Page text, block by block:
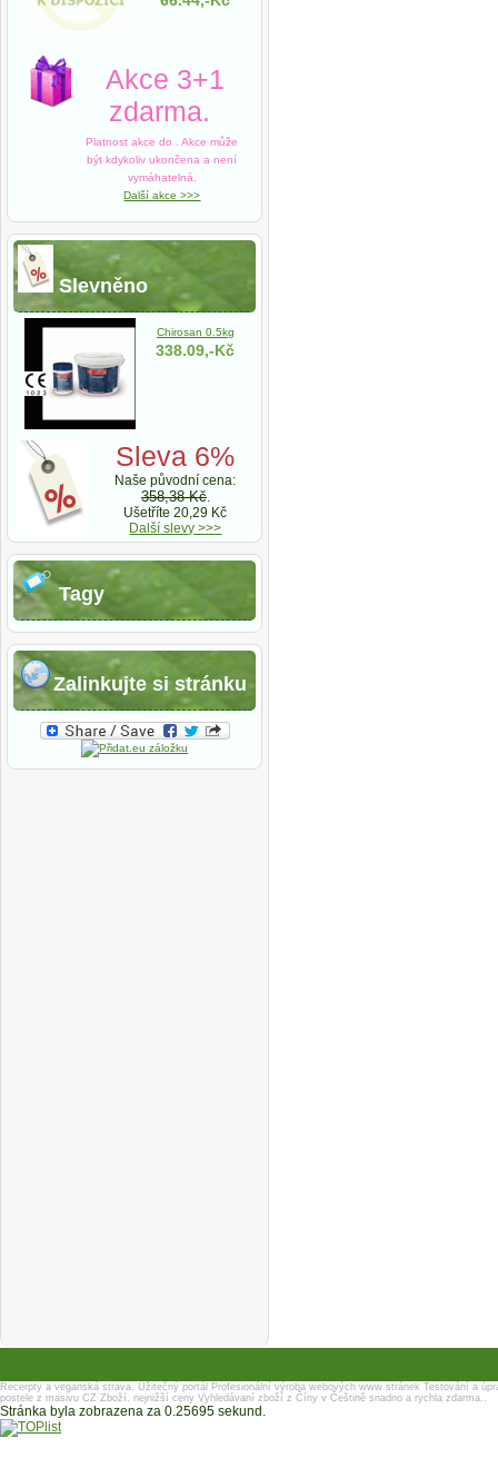
Akce 3+1
zdarma.
Platnost akce do
. Akce může
být kdykoliv ukončena a není
vymáhatelná.
Další akce >>>
Slevněno
Chirosan 0.5kg
338.09,-Kč
Sleva 6%
Naše původní cena:
358,38 Kč.
Ušetříte 20,29 Kč
Další slevy >>>
Tagy
Zalinkujte si stránku
Recerpty a veganská strava. Užitečný portál Profesionální výroba webových www stránek Testování a
postele z masivu CZ Zboží, nejnižší ceny Vyhledávaní zboží z Číny v Češtině snadno a rychla zdarma..
Stránka byla zobrazena za 0.25695 sekund.